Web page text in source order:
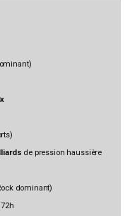
de pression haussière
dominant)